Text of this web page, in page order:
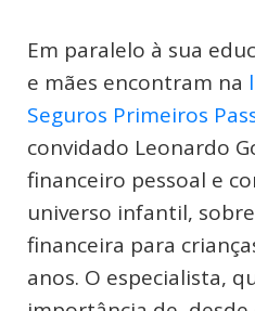
Em paralelo à sua
e mães encontram na
Seguros Primeiros
convidado Leonardo
financeiro pessoal e
universo infantil,
financeira para
anos. O especialista,